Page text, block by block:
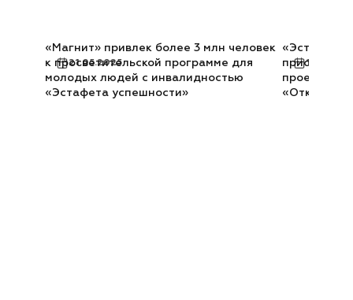
21.05.2025
«Магнит» привлек более 3 млн человек
к просветительской программе для
молодых людей с инвалидностью
«Эстафета успешности»
«Эстафета
проекту
«Открыто